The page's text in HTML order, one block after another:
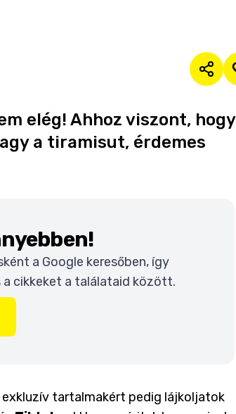
elég! Ahhoz viszont, hogy
a tiramisut, érdemes
a Google keresőben, így
a cikkeket a találataid között.
exkluzív tartalmakért pedig lájkoljatok